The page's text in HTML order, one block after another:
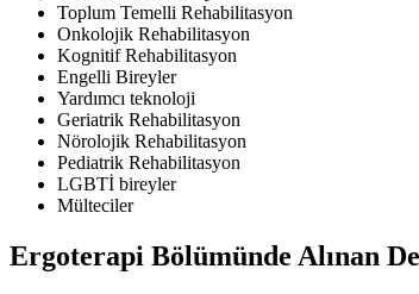
Toplum Temelli Rehabilitasyon
Onkolojik Rehabilitasyon
Kognitif Rehabilitasyon
Engelli Bireyler
Yardımcı teknoloji
Geriatrik Rehabilitasyon
Nörolojik Rehabilitasyon
Pediatrik Rehabilitasyon
LGBTİ bireyler
Mülteciler
Ergoterapi Bölümünde Alınan